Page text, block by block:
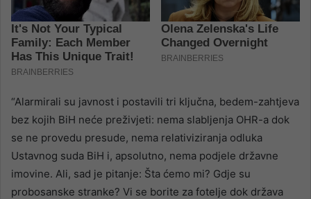
“Alarmirali su javnost i postavili tri ključna, bedem-zahtjeva
bez kojih BiH neće preživjeti: nema slabljenja OHR-a dok
se ne provedu presude, nema relativiziranja odluka
Ustavnog suda BiH i, apsolutno, nema podjele državne
imovine. Ali, sad je pitanje: Šta ćemo mi? Gdje su
probosanske stranke? Vi se borite za fotelje dok država